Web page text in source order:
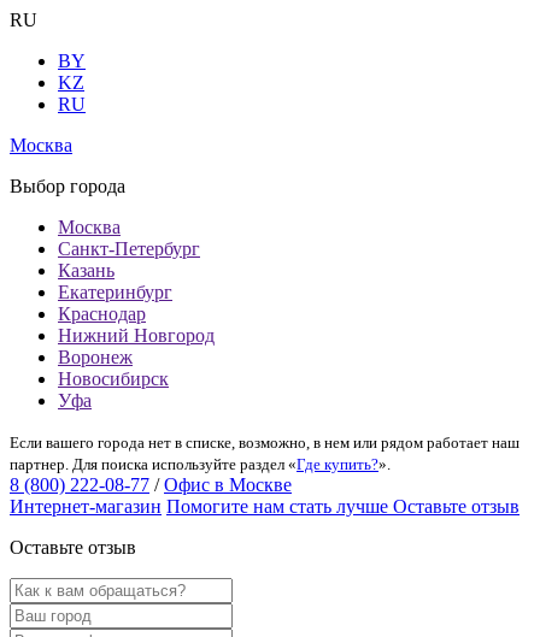
RU
BY
KZ
RU
Москва
Выбор города
Москва
Санкт-Петербург
Казань
Екатеринбург
Краснодар
Нижний Новгород
Воронеж
Новосибирск
Уфа
Если вашего города нет в списке, возможно, в нем или рядом работает наш
партнер. Для поиска используйте раздел «Где купить?».
8 (800) 222-08-77 / Офис в Москве
Интернет-магазин Помогите нам стать лучше Оставьте отзыв
Оставьте отзыв